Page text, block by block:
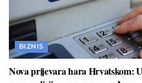
BIZNIS
Nova prijevara hara Hrvatskom: